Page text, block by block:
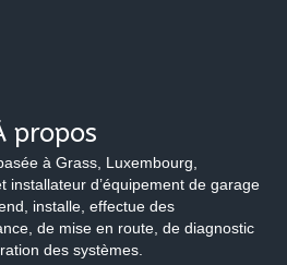
propos
à Grass, Luxembourg,
installateur d’équipement de garage
installe, effectue des
de mise en route, de diagnostic
des systèmes.